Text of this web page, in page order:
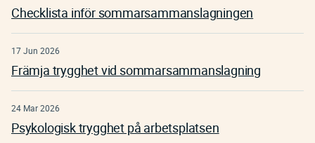
Checklista inför sommarsammanslagningen
17 Jun 2026
Främja trygghet vid sommarsammanslagning
24 Mar 2026
Psykologisk trygghet på arbetsplatsen